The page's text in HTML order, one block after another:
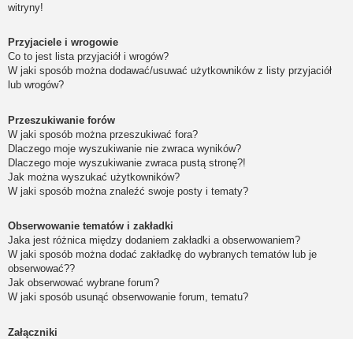
witryny!
Przyjaciele i wrogowie
Co to jest lista przyjaciół i wrogów?
W jaki sposób można dodawać/usuwać użytkowników z listy przyjaciół
lub wrogów?
Przeszukiwanie forów
W jaki sposób można przeszukiwać fora?
Dlaczego moje wyszukiwanie nie zwraca wyników?
Dlaczego moje wyszukiwanie zwraca pustą stronę?!
Jak można wyszukać użytkowników?
W jaki sposób można znaleźć swoje posty i tematy?
Obserwowanie tematów i zakładki
Jaka jest różnica między dodaniem zakładki a obserwowaniem?
W jaki sposób można dodać zakładkę do wybranych tematów lub je
obserwować??
Jak obserwować wybrane forum?
W jaki sposób usunąć obserwowanie forum, tematu?
Załączniki